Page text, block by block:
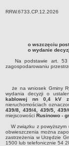
Związki i
Realizacja
Rejestr instytucji
RODO Klauzule
AKTUALNOŚCI I
URZĄD GMINY
Dane
Tabela
Czas pracy
RRW.6733.CP.12.2026
o wszczęciu
o wydanie
Na podstawie art. 53
zagospodarowaniu
że na wniosek Gminy
wydania decyzji o
kablowej nn 0,4 kV z
nieruchomościach
439/8, 439/4, 439/5,
miejscowościRusinowo -
W związku z powyższym
obwieszczenia można
zastrzeżenia w Urzędzie
1500 lub telefonicznie 54